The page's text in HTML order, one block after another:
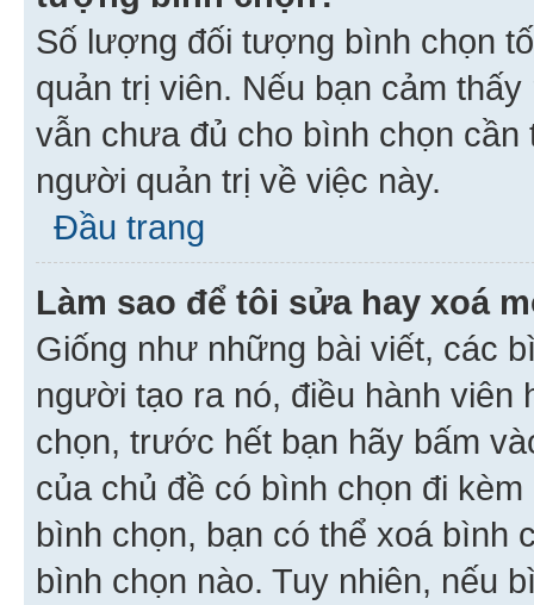
Số lượng đối tượng bình chọn
quản trị viên. Nếu bạn cảm
vẫn chưa đủ cho bình chọn
người quản trị về việc này.
Đầu trang
Làm sao để tôi sửa hay xoá
Giống như những bài viết, các
người tạo ra nó, điều hành
chọn, trước hết bạn hãy bấm
của chủ đề có bình chọn đi
bình chọn, bạn có thể xoá bình
bình chọn nào. Tuy nhiên, nếu